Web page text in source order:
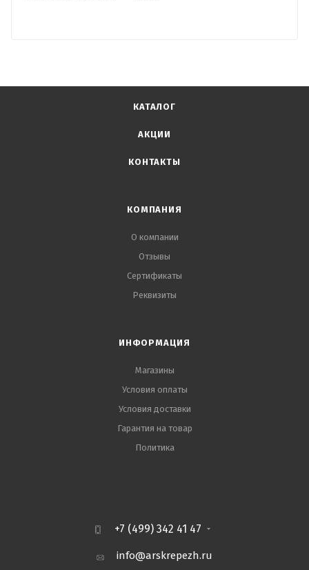
КАТАЛОГ
АКЦИИ
КОНТАКТЫ
КОМПАНИЯ
О компании
Отзывы
Сертификаты
Реквизиты
ИНФОРМАЦИЯ
Магазины
Условия оплаты
Условия доставки
Гарантия на товар
Политика
+7 (499) 342 41 47
info@arskrepezh.ru